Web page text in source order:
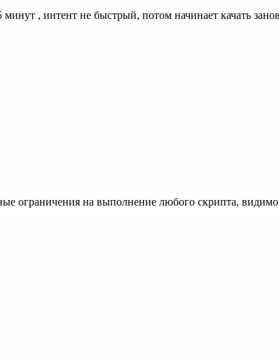
минут , интент не быстрый, потом начинает качать
ограничения на выполнение любого скрипта,